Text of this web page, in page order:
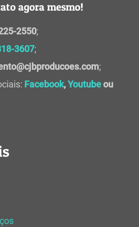
agora mesmo!
2550;
3607;
;
Facebook,Youtubeou